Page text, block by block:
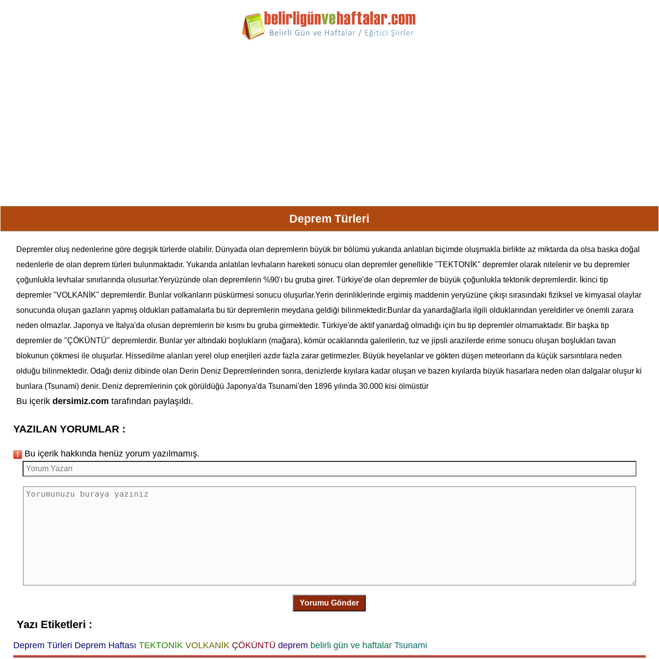
Deprem Türleri
Depremler oluş nedenlerine göre degişik türlerde olabilir. Dünyada olan depremlerin büyük bir bölümü yukarıda anlatılan biçimde oluşmakla birlikte az miktarda da olsa baska doğal
nedenlerle de olan depremtürleri bulunmaktadır. Yukarıda anlatılan levhaların hareketi sonucu olan depremler genellikle "TEKTONİK" depremler olarak nitelenir ve bu depremler
çoğunlukla levhalar sınırlarında olusurlar.Yeryüzünde olan depremlerin %90'ı bu gruba girer. Türkiye'de olan depremler de büyük çoğunlukla tektonik depremlerdir. İkinci tip
depremler "VOLKANİK" depremlerdir. Bunlar volkanların püskürmesi sonucu oluşurlar.Yerin derinliklerinde ergimiş maddenin yeryüzüne çıkışı sırasındaki fiziksel ve kimyasal olaylar
sonucunda oluşan gazların yapmış oldukları patlamalarla bu tür depremlerin meydana geldiği bilinmektedir.Bunlar da yanardağlarla ilgili olduklarından yereldirler ve önemli zarara
neden olmazlar. Japonya ve İtalya'da olusan depremlerin bir kısmı bu gruba girmektedir. Türkiye'de aktif yanardağ olmadığı için bu tip depremler olmamaktadır. Bir başka tip
depremler de "ÇÖKÜNTÜ" depremlerdir. Bunlar yer altındaki boşlukların (mağara), kömür ocaklarında galerilerin, tuz ve jipsli arazilerde erime sonucu oluşan boşlukları tavan
blokunun çökmesi ile oluşurlar. Hissedilme alanları yerel olup enerjileri azdır fazla zarar getirmezler. Büyük heyelanlar ve gökten düşen meteorların da küçük sarsıntılara neden
olduğu bilinmektedir. Odağı deniz dibinde olan Derin Deniz Depremlerinden sonra, denizlerde kıyılara kadar oluşan ve bazen kıyılarda büyük hasarlara neden olan dalgalar oluşur ki
bunlara (Tsunami) denir. Deniz depremlerinin çok görüldüğü Japonya'da Tsunami'den 1896 yılında 30.000 kisi ölmüstür
Bu içerik dersimiz.com tarafından paylaşıldı.
YAZILAN YORUMLAR :
Bu içerik hakkında henüz yorum yazılmamış.
Yorumu Gönder
Yazı Etiketleri :
Deprem Türleri Deprem Haftası TEKTONİK VOLKANİK ÇÖKÜNTÜ deprem belirli gün ve haftalar Tsunami